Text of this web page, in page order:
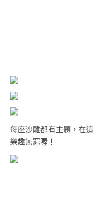
每座沙雕都有主題，在
樂趣無窮喔！